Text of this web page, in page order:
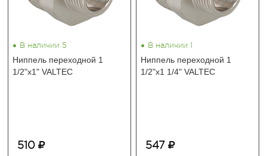
• В наличии 5
Ниппель переходной 1
1/2"х1" VALTEC
510
• В наличии 1
Ниппель переходной 1
1/2"х1 1/4" VALTEC
547